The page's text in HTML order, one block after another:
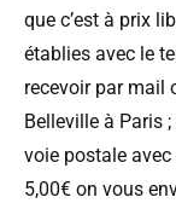
que c’est à prix
établies avec le
recevoir par mail
Belleville à Paris
voie postale
5,00€ on vous